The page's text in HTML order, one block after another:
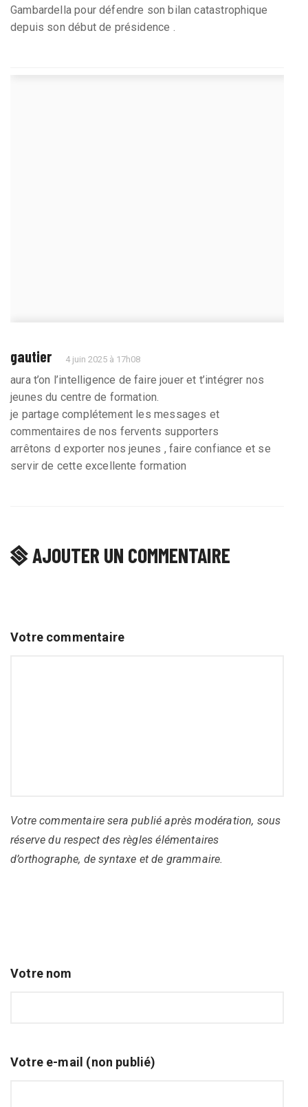
Gambardella pour défendre son bilan catastrophique
depuis son début de présidence .
gautier 4 juin 2025 à 17h08
aura t’on l’intelligence de faire jouer et t’intégrer nos
jeunes du centre de formation.
je partage complétement les messages et
commentaires de nos fervents supporters
arrêtons d exporter nos jeunes , faire confiance et se
servir de cette excellente formation
AJOUTER UN COMMENTAIRE
Votre commentaire
Votre commentaire sera publié après modération, sous
réserve du respect des règles élémentaires
d’orthographe, de syntaxe et de grammaire.
Votre nom
Votre e-mail (non publié)